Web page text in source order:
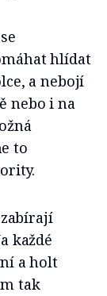
hlídat
a nebojí
nebo i na
to
každé
a holt
tak